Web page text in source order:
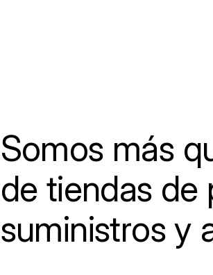
Somos más
de tiendas de
suministros y